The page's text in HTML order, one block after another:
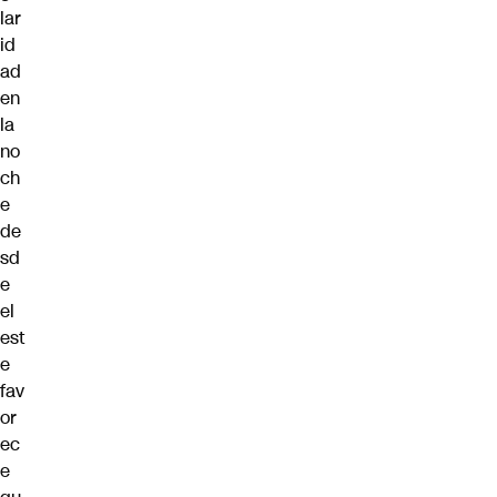
lar
id
ad
en
la
no
ch
e
de
sd
e
el
est
e
fav
or
ec
e